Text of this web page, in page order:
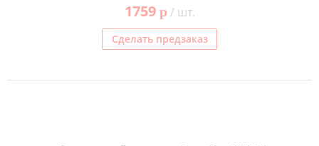
1759 p/ шт.
Сделать предзаказ